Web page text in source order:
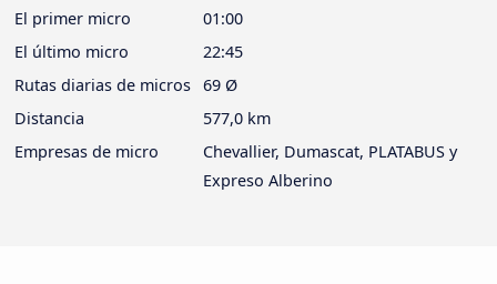
El primer micro
01:00
El último micro
22:45
Rutas diarias de micros 69 Ø
Distancia
577,0 km
Empresas de micro
Chevallier, Dumascat, PLATABUS y
Expreso Alberino